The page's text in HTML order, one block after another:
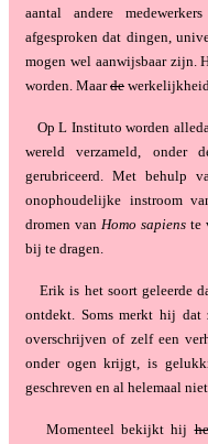
aantal andere
afgesproken dat dingen,
mogen wel aanwijsbaar zijn.
worden. Maarde
Op L Instituto worden
wereld verzameld, onder
gerubriceerd. Met behulp
onophoudelijke instroom
dromen van Homo sapienste
bij te dragen.
Erik is het soort geleerde
ontdekt. Soms merkt hij dat
overschrijven of zelf een
onder ogen krijgt, is
geschreven en al helemaal
Momenteel bekijkt hij